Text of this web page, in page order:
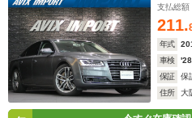
支払総額
211.
年式
車検
保証
保
住所
大